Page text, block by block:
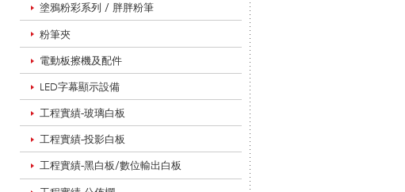
塗鴉粉彩系列 / 胖胖粉筆
粉筆夾
電動板擦機及配件
LED字幕顯示設備
工程實績-玻璃白板
工程實績-投影白板
工程實績-黑白板/數位輸出白板